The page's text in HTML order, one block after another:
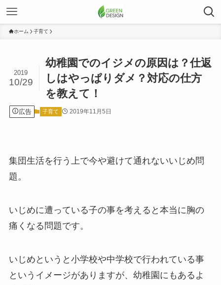
ホーム 子育て
幼稚園でのイジメの原因は？仕返
しはやっぱりダメ？対応の仕方
を教えて！
2019
10/29
広告 子育て 2019年11月5日
集団生活を行う上で今や避けて通れないいじめ問
題。
いじめに遭っている子の事を考えると本当に胸の
痛くなる問題です。
いじめというと小学校や中学校で行われている事
というイメージがありますが、幼稚園にもあるよ